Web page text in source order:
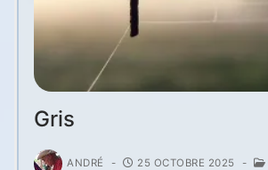
Gris
ANDRÉ - 25 OCTOBRE 2025 -